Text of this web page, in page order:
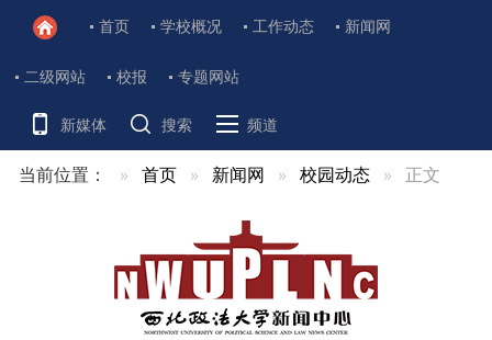
首页 学校概况 工作动态 新闻网
二级网站 校报 专题网站
新媒体 搜索 频道
当前位置： 首页 新闻网 校园动态 正文